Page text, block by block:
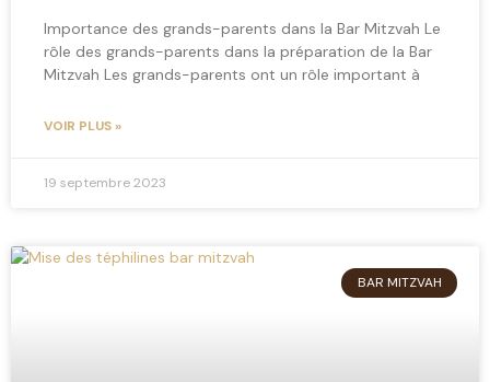
Importance des grands-parents dans la Bar Mitzvah Le
rôle des grands-parents dans la préparation de la Bar
Mitzvah Les grands-parents ont un rôle important à
VOIR PLUS »
19 septembre 2023
BAR MITZVAH